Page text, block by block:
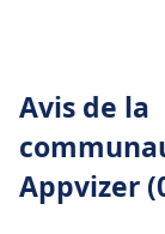
Avis de la
Appvizer